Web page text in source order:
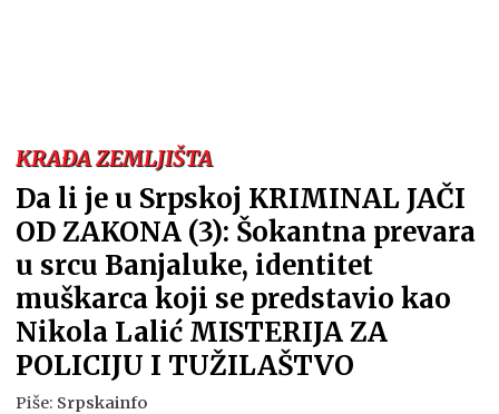
KRAĐA ZEMLJIŠTA
Da li je u Srpskoj KRIMINAL JAČI
OD ZAKONA (3): Šokantna prevara
u srcu Banjaluke, identitet
muškarca koji se predstavio kao
Nikola Lalić MISTERIJA ZA
POLICIJU I TUŽILAŠTVO
Piše: Srpskainfo